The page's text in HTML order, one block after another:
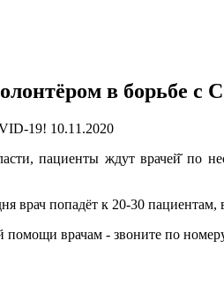
в борьбе с
10.11.2020
пациенты ждут врачей̆ по
врач попадёт к 20-30 пациентам,
помощи врачам - звоните по